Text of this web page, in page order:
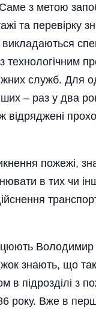
з метою
та перевірку
технологічним
служб. Для
– раз у два
пожежі,
в тих чи
Володимир
знають, що
в підрозділі з
року. Вже в